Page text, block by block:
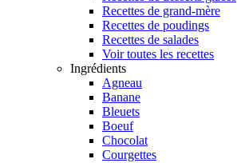
Recettes de grand-mère
Recettes de poudings
Recettes de salades
Voir toutes les recettes
Ingrédients
Agneau
Banane
Bleuets
Boeuf
Chocolat
Courgettes